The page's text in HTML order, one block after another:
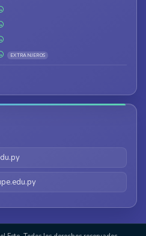
EXTRANJEROS